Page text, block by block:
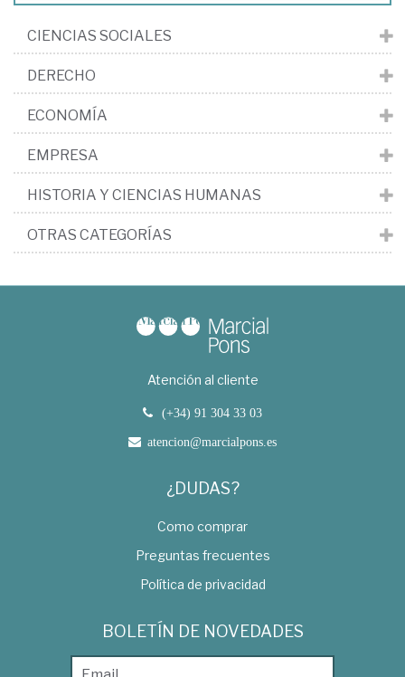
CIENCIAS SOCIALES
DERECHO
ECONOMÍA
EMPRESA
HISTORIA Y CIENCIAS HUMANAS
OTRAS CATEGORÍAS
Atención al cliente
(+34) 91 304 33 03
atencion@marcialpons.es
¿DUDAS?
Como comprar
Preguntas frecuentes
Política de privacidad
BOLETÍN DE NOVEDADES